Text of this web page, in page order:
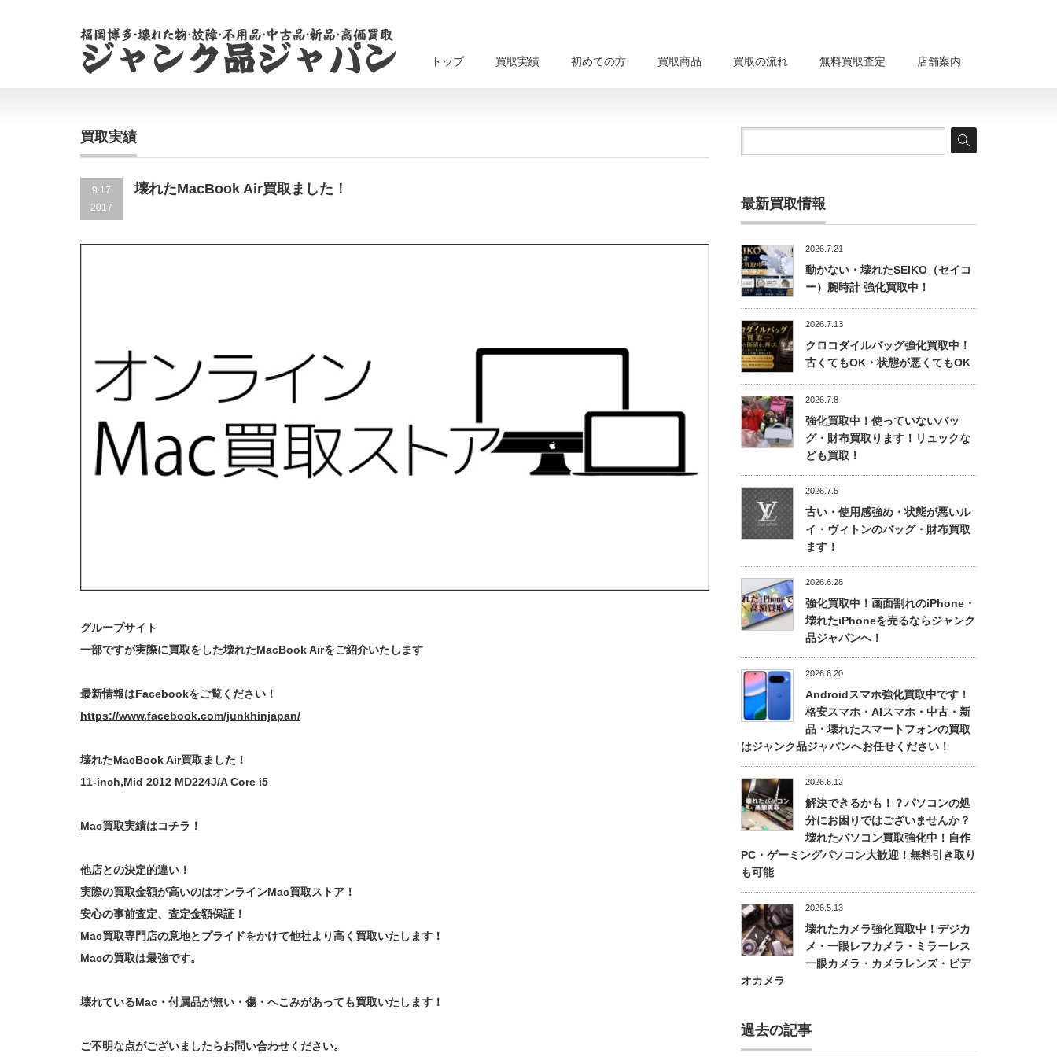
トップ 買取実績 初めての方 買取商品 買取の流れ 無料買取査定 店舗案内
買取実績
9.17
2017
壊れたMacBook Air買取ました！
グループサイト
一部ですが実際に買取をした壊れたMacBook Airをご紹介いたします
最新情報はFacebookをご覧ください！
https://www.facebook.com/junkhinjapan/
壊れたMacBook Air買取ました！
11-inch,Mid 2012 MD224J/A Core i5
Mac買取実績はコチラ！
他店との決定的違い！
実際の買取金額が高いのはオンラインMac買取ストア！
安心の事前査定、査定金額保証！
Mac買取専門店の意地とプライドをかけて他社より高く買取いたします！
Macの買取は最強です。
壊れているMac・付属品が無い・傷・へこみがあっても買取いたします！
ご不明な点がございましたらお問い合わせください。
最新買取情報
2026.7.21
動かない・壊れたSEIKO（セイコ
ー）腕時計 強化買取中！
2026.7.13
クロコダイルバッグ強化買取中！
古くてもOK・状態が悪くてもOK
2026.7.8
強化買取中！使っていないバッ
グ・財布買取ります！リュックな
ども買取！
2026.7.5
古い・使用感強め・状態が悪いル
イ・ヴィトンのバッグ・財布買取
ます！
2026.6.28
強化買取中！画面割れのiPhone・
壊れたiPhoneを売るならジャンク
品ジャパンへ！
2026.6.20
Androidスマホ強化買取中です！
格安スマホ・AIスマホ・中古・新
品・壊れたスマートフォンの買取
はジャンク品ジャパンへお任せください！
2026.6.12
解決できるかも！？パソコンの処
分にお困りではございませんか？
壊れたパソコン買取強化中！自作
PC・ゲーミングパソコン大歓迎！無料引き取り
も可能
2026.5.13
壊れたカメラ強化買取中！デジカ
メ・一眼レフカメラ・ミラーレス
一眼カメラ・カメラレンズ・ビデ
オカメラ
過去の記事